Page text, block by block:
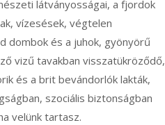
látványosságai, a fjordok
vízesések, végtelen
dombok és a juhok, gyönyörű
vizű tavakban visszatükröződő,
és a brit bevándorlók lakták,
szociális biztonságban
velünk tartasz.